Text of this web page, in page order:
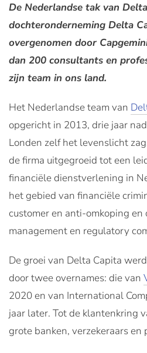
De Nederlandse tak van
dochteronderneming Delta
overgenomen door
dan 200 consultants en
zijn team in ons land.
Het Nederlandse team van
opgericht in 2013, drie jaar
Londen zelf het levenslicht
de firma uitgegroeid tot een
financiële dienstverlening in
het gebied van financiële
customer en anti-omkoping en
management en regulatory
De groei van Delta Capita
door twee overnames: die van
2020 en van International
jaar later. Tot de klantenkring
grote banken, verzekeraars en